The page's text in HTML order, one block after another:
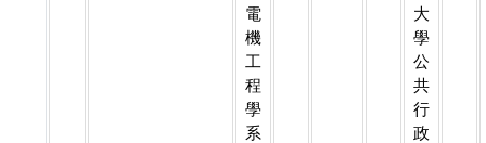
電
機
工
程
學
系
大
學
公
共
行
政